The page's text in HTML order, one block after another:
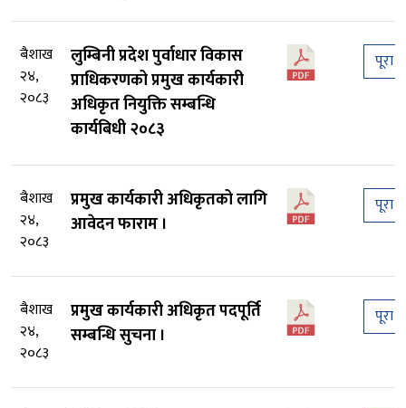
बैशाख
२४,
२०८३
लुम्बिनी प्रदेश पुर्वाधार विकास
प्राधिकरणको प्रमुख कार्यकारी
अधिकृत नियुक्ति सम्बन्धि
कार्यबिधी २०८३
पूरा
बैशाख
२४,
२०८३
प्रमुख कार्यकारी अधिकृतको लागि
आवेदन फाराम ।
पूरा
बैशाख
२४,
२०८३
प्रमुख कार्यकारी अधिकृत पदपूर्ति
सम्बन्धि सुचना ।
पूरा